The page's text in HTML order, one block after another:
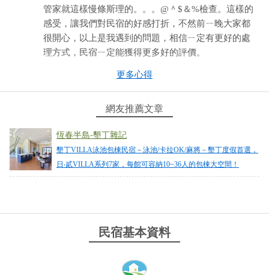
管家就這樣慢條斯理的。。。@＾$＆%檢查。這樣的
感受，讓我們對民宿的好感打折，不然前ㄧ晚大家都
很開心，以上是我遇到的問題，相信ㄧ定有更好的處
理方式，民宿ㄧ定能獲得更多好的評價。
2024-05-21 14:02:08
from google
麻將應有盡有，真的非常適合揪團來玩！不用特別排
更多心得
網友推薦文章
恆春半島-墾丁雜記
墾丁VILLA泳池包棟民宿－泳池/卡拉OK/麻將－墾丁度假首選，
日‧貳VILLA系列7家，每館可容納10~36人的包棟大空間！
民宿基本資料